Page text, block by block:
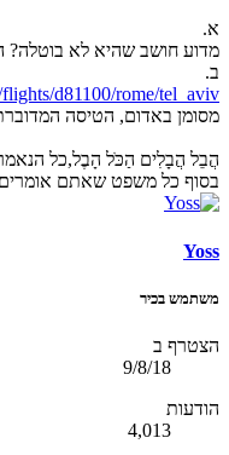
א.
מדוע חושב שהיא לא בוטלה?
ב.
d81100/rome/tel_aviv/
מסומן באדום, הטיסה
הֲבֵל הֲבָלִים הַכֹּל הָבֶל,כל הנאמר
בסוף כל משפט שאתם אומרים
Yoss
משתמש בכיר
הצטרף ב
9/8/18
הודעות
4,013